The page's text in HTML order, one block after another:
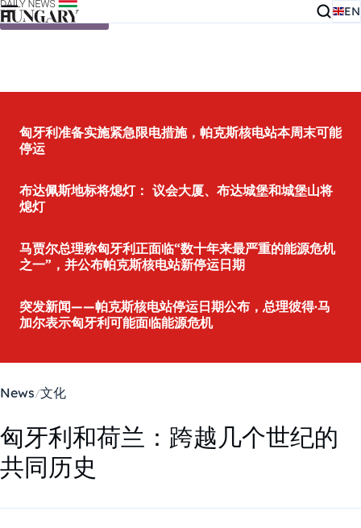
Skip to content EN
匈牙利准备实施紧急限电措施，帕克斯核电站本周末可能
停运
布达佩斯地标将熄灯： 议会大厦、布达城堡和城堡山将
熄灯
马贾尔总理称匈牙利正面临“数十年来最严重的能源危机
之一”，并公布帕克斯核电站新停运日期
突发新闻——帕克斯核电站停运日期公布，总理彼得·马
加尔表示匈牙利可能面临能源危机
News 文化
匈牙利和荷兰：跨越几个世纪的
共同历史